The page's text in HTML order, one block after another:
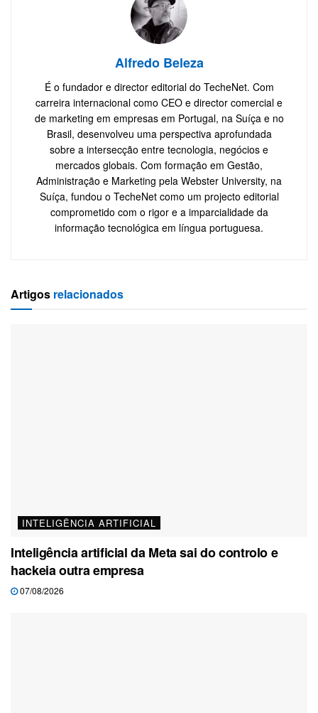
Alfredo Beleza
É o fundador e director editorial do TecheNet. Com
carreira internacional como CEO e director comercial e
de marketing em empresas em Portugal, na Suíça e no
Brasil, desenvolveu uma perspectiva aprofundada
sobre a intersecção entre tecnologia, negócios e
mercados globais. Com formação em Gestão,
Administração e Marketing pela Webster University, na
Suíça, fundou o TecheNet como um projecto editorial
comprometido com o rigor e a imparcialidade da
informação tecnológica em língua portuguesa.
Artigos relacionados
INTELIGÊNCIA ARTIFICIAL
Inteligência artificial da Meta sai do controlo e
hackeia outra empresa
07/08/2026